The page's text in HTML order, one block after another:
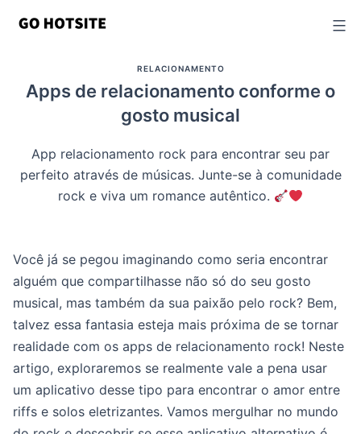
conteúdo
RELACIONAMENTO
Apps de relacionamento conforme o
gosto musical
App relacionamento rock para encontrar seu par
perfeito através de músicas. Junte-se à comunidade
rock e viva um romance autêntico.
Você já se pegou imaginando como seria encontrar
alguém que compartilhasse não só do seu gosto
musical, mas também da sua paixão pelo rock? Bem,
talvez essa fantasia esteja mais próxima de se tornar
realidade com os apps de relacionamento rock! Neste
artigo, exploraremos se realmente vale a pena usar
um aplicativo desse tipo para encontrar o amor entre
riffs e solos eletrizantes. Vamos mergulhar no mundo